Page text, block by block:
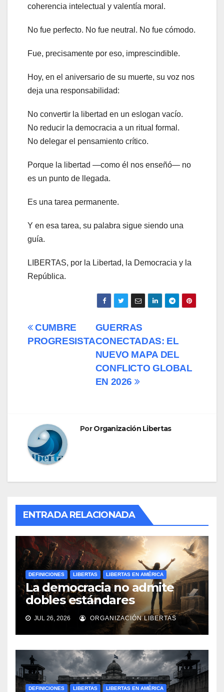
coherencia intelectual y valentía moral.
No fue perfecto. No fue neutral. No fue cómodo.
Fue, precisamente por eso, imprescindible.
Hoy, en el aniversario de su muerte, su voz nos
deja una responsabilidad:
No convertir la libertad en un eslogan vacío.
No reducir la democracia a un ritual formal.
No delegar el pensamiento crítico.
Porque la libertad —como él nos enseñó— no
es un punto de llegada.
Es una tarea permanente.
Y en esa tarea, su palabra sigue siendo una
guía.
LIBERTAS, por la Libertad, la Democracia y la
República.
NavegaciónGUERRAS
CONECTADAS: EL
NUEVO MAPA DEL
CONFLICTO GLOBAL
EN 2026
CUMBRE
PROGRESISTA
PorOrganización Libertas
ENTRADA RELACIONADA
DEFINICIONES LIBERTAS LIBERTAS EN AMÉRICA
La democracia no admite
dobles estándares
JUL 26, 2026 ORGANIZACIÓN LIBERTAS
DEFINICIONES LIBERTAS LIBERTAS EN AMÉRICA